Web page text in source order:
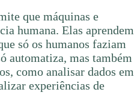
que máquinas e
humana. Elas aprendem
só os humanos faziam
automatiza, mas também
como analisar dados em
experiências de